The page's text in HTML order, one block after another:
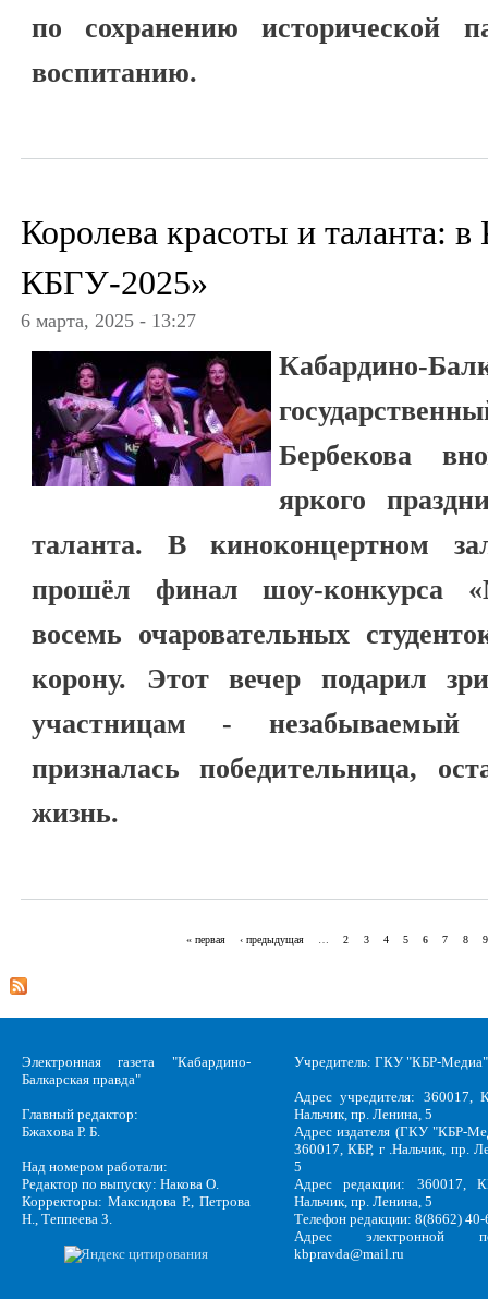
по сохранению исторической
воспитанию.
Королева красоты и таланта:
КБГУ-2025»
6 марта, 2025 - 13:27
Кабардино-
Бербекова
яркого
таланта. В киноконцертном
прошёл финал шоу-конкурса
восемь очаровательных
корону. Этот вечер подарил
участницам -
призналась победительница,
жизнь.
« первая ‹ предыдущая 2 3 4 5 6 7 8 9
Электронная газета "Кабардино-
Балкарская правда"
Главный редактор:
Бжахова Р. Б.
Над номером работали:
Редактор по выпуску: Накова О.
Корректоры: Максидова Р., Петрова
Н., Теппеева З.
Учредитель: ГКУ "КБР-Медиа"
Адрес учредителя: 360017,
Нальчик, пр. Ленина, 5
Адрес издателя (ГКУ "КБР-
360017, КБР, г .Нальчик, пр.
5
Адрес редакции: 360017,
Нальчик, пр. Ленина, 5
Телефон редакции: 8(8662)
Адрес электронной
kbpravda@mail.ru